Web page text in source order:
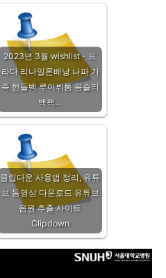
2023년 3월 wishlist - 프
라다 리나일론배낭 나파 가
죽 핸들백 루이뷔통 몽슬리
백팩…
클립다운 사용법 정리, 유튜
브 동영상 다운로드 유튜브
음원 추출 사이트
Clipdown